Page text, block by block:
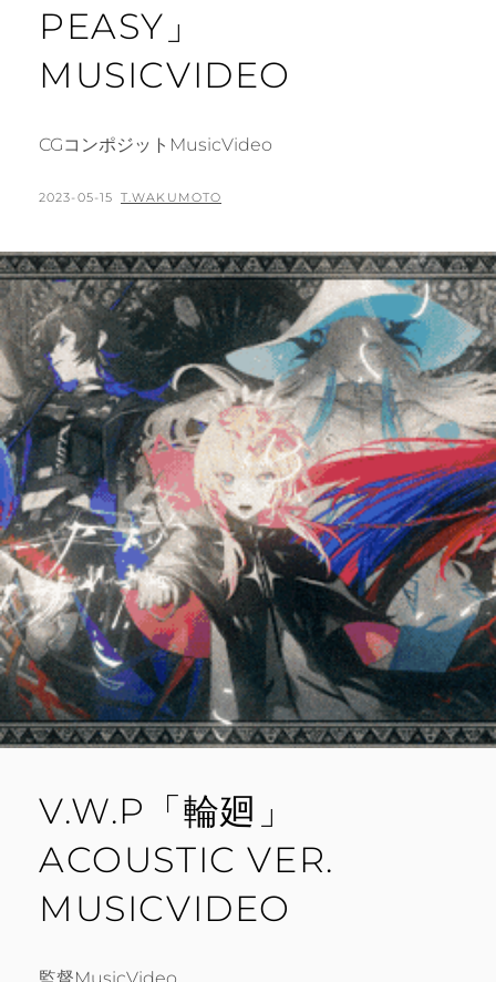
PEASY」
MUSICVIDEO
CGコンポジットMusicVideo
POSTED
2023-05-15 BY
T.WAKUMOTO
V.W.P「輪廻」
ACOUSTIC VER.
MUSICVIDEO